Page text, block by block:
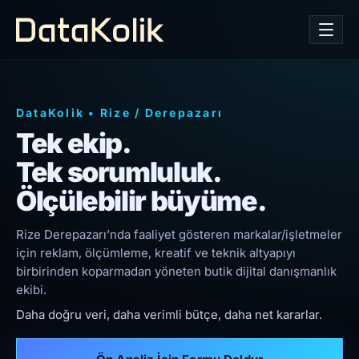
DataKolik • Rize / Derepazarı
Tek ekip.
Tek sorumluluk.
Ölçülebilir büyüme.
Rize Derepazarı’nda faaliyet gösteren markalar/işletmeler
için reklam, ölçümleme, kreatif ve teknik altyapıyı
birbirinden koparmadan yöneten butik dijital danışmanlık
ekibi.
Daha doğru veri, daha verimli bütçe, daha net kararlar.